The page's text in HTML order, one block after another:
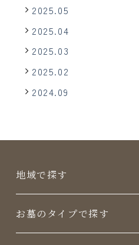
2025.05
2025.04
2025.03
2025.02
2024.09
地域で探す
お墓のタイプで探す